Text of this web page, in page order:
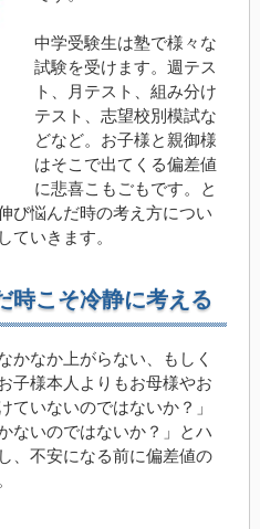
中学受験生は塾で様々な
試験を受けます。週テス
ト、月テスト、組み分け
テスト、志望校別模試な
どなど。お子様と親御様
はそこで出てくる偏差値
に悲喜こもごもです。と
び悩んだ時の考え方につい
ていきます。
時こそ冷静に考える
かなか上がらない、もしく
子様本人よりもお母様やお
ていないのではないか？」
ないのではないか？」とハ
、不安になる前に偏差値の